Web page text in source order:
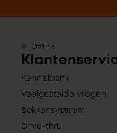
Offline
Kennisbank
Veelgestelde vragen
Bokkensysteem
Drive-thru